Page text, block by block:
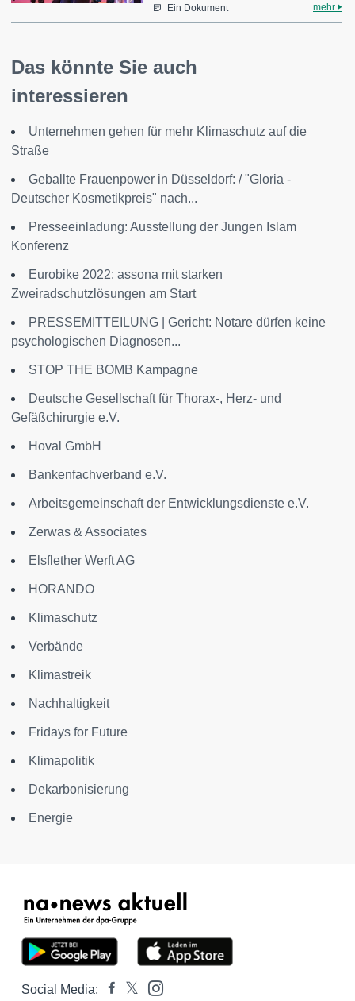
Ein Dokument mehr
Das könnte Sie auch
interessieren
Unternehmen gehen für mehr Klimaschutz auf die
Straße
Geballte Frauenpower in Düsseldorf: / "Gloria -
Deutscher Kosmetikpreis" nach...
Presseeinladung: Ausstellung der Jungen Islam
Konferenz
Eurobike 2022: assona mit starken
Zweiradschutzlösungen am Start
PRESSEMITTEILUNG | Gericht: Notare dürfen keine
psychologischen Diagnosen...
STOP THE BOMB Kampagne
Deutsche Gesellschaft für Thorax-, Herz- und
Gefäßchirurgie e.V.
Hoval GmbH
Bankenfachverband e.V.
Arbeitsgemeinschaft der Entwicklungsdienste e.V.
Zerwas & Associates
Elsflether Werft AG
HORANDO
Klimaschutz
Verbände
Klimastreik
Nachhaltigkeit
Fridays for Future
Klimapolitik
Dekarbonisierung
Energie
Social Media: